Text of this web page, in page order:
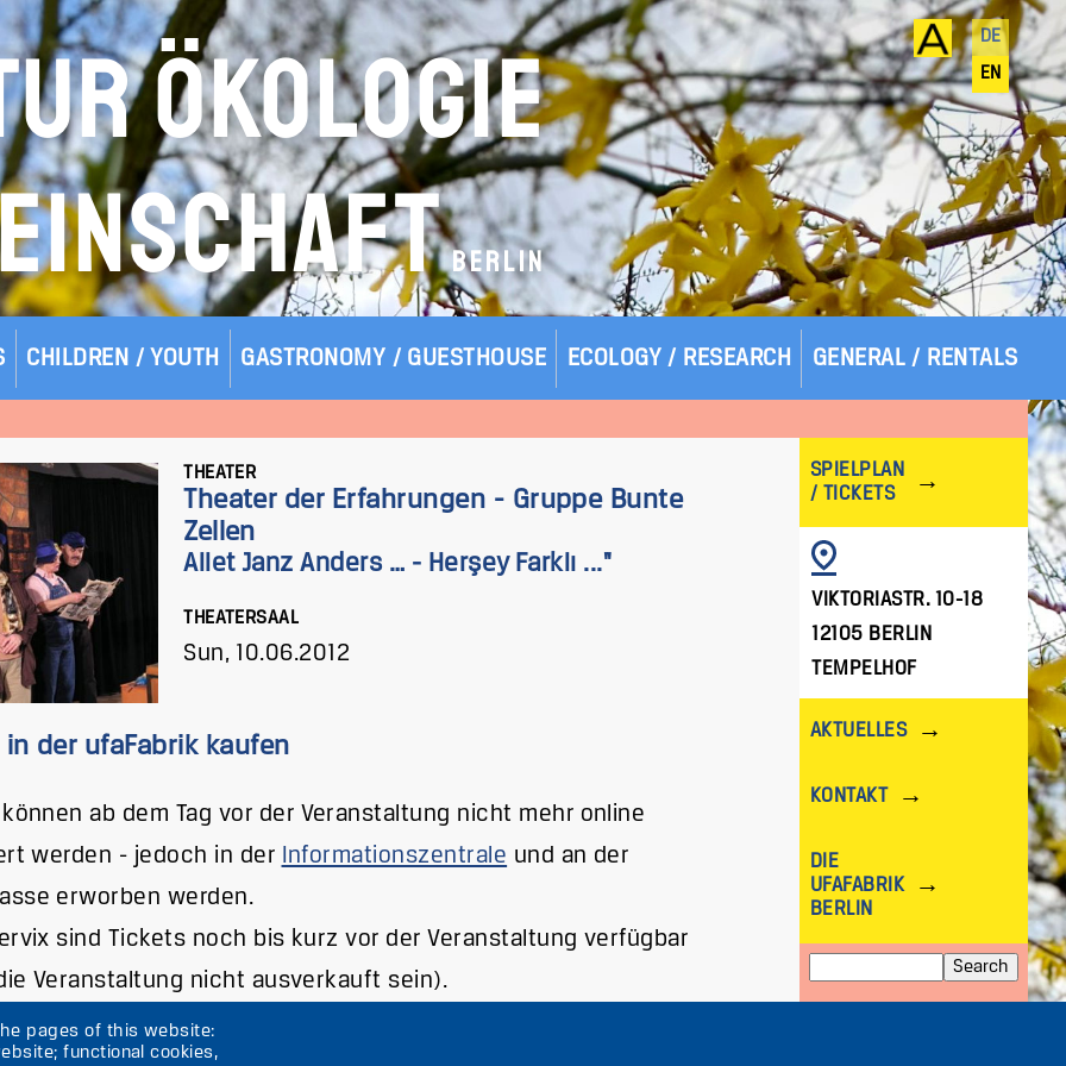
pages of this website:
functional cookies,
ÖKOLOGIE
BERLIN
DE
EN
CHILDREN / YOUTH GASTRONOMY / GUESTHOUSE ECOLOGY / RESEARCH GENERAL / RENTALS
THEATER
Theater der Erfahrungen - Gruppe Bunte
Zellen
Allet Janz Anders … - Herşey Farklı ..."
THEATERSAAL
Sun, 10.06.2012
in der ufaFabrik kaufen
ab dem Tag vor der Veranstaltung nicht mehr online
werden - jedoch in der Informationszentrale und an der
erworben werden.
sind Tickets noch bis kurz vor der Veranstaltung verfügbar
Veranstaltung nicht ausverkauft sein).
SPIELPLAN
/ TICKETS
IMAGE
VIKTORIASTR. 10-18
12105 BERLIN
TEMPELHOF
AKTUELLES
KONTAKT
DIE
UFAFABRIK
BERLIN